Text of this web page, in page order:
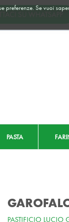
Se vuoi
PASTA
PASTIFICIO LUCIO